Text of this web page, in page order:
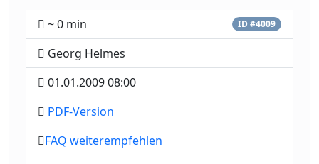
~ 0 min ID #4009
Georg Helmes
01.01.2009 08:00
PDF-Version
FAQ weiterempfehlen